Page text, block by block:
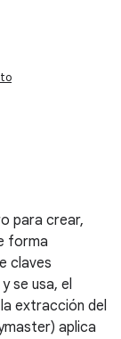
para crear,
forma
claves
se usa, el
extracción del
aplica